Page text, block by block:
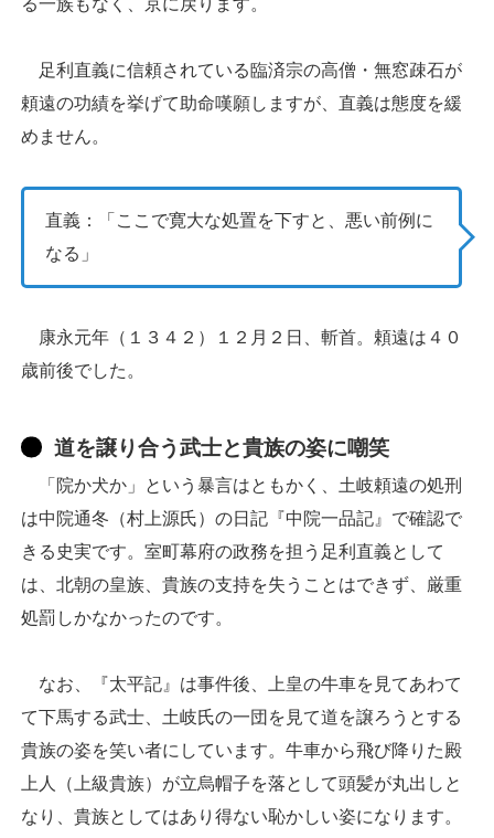
る一族もなく、京に戻ります。
足利直義に信頼されている臨済宗の高僧・無窓疎石が
頼遠の功績を挙げて助命嘆願しますが、直義は態度を緩
めません。
直義：「ここで寛大な処置を下すと、悪い前例に
なる」
康永元年（１３４２）１２月２日、斬首。頼遠は４０
歳前後でした。
道を譲り合う武士と貴族の姿に嘲笑
「院か犬か」という暴言はともかく、土岐頼遠の処刑
は中院通冬（村上源氏）の日記『中院一品記』で確認で
きる史実です。室町幕府の政務を担う足利直義として
は、北朝の皇族、貴族の支持を失うことはできず、厳重
処罰しかなかったのです。
なお、『太平記』は事件後、上皇の牛車を見てあわて
て下馬する武士、土岐氏の一団を見て道を譲ろうとする
貴族の姿を笑い者にしています。牛車から飛び降りた殿
上人（上級貴族）が立烏帽子を落として頭髪が丸出しと
なり、貴族としてはあり得ない恥かしい姿になります。